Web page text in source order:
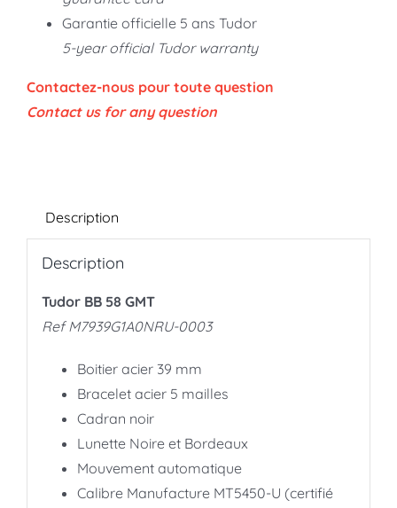
Garantie officielle 5 ans Tudor
5-year official Tudor warranty
Contactez-nous pour toute question
Contact us for any question
Description
Description
Tudor BB 58 GMT
Ref M7939G1A0NRU-0003
Boitier acier 39 mm
Bracelet acier 5 mailles
Cadran noir
Lunette Noire et Bordeaux
Mouvement automatique
Calibre Manufacture MT5450-U (certifié